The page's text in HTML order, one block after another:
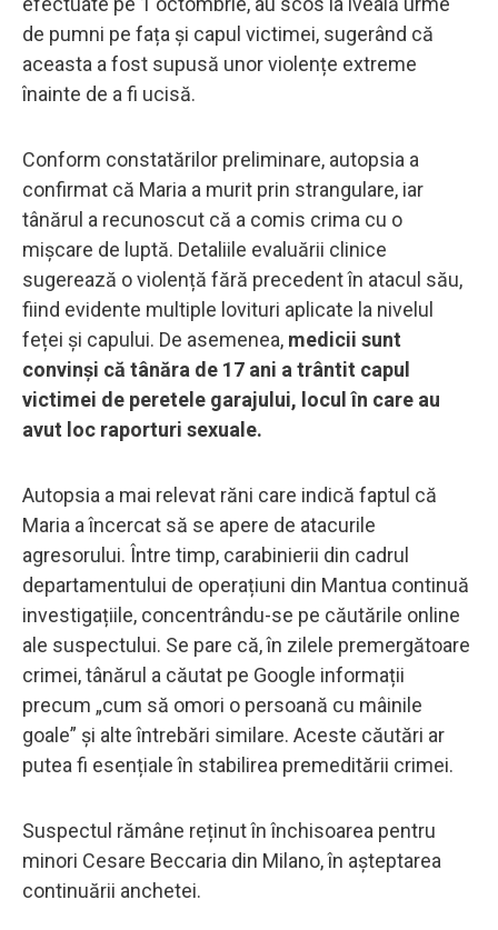
de pumni pe fața și capul victimei, sugerând că
aceasta a fost supusă unor violențe extreme
înainte de a fi ucisă.
Conform constatărilor preliminare, autopsia a
confirmat că Maria a murit prin strangulare, iar
tânărul a recunoscut că a comis crima cu o
mișcare de luptă. Detaliile evaluării clinice
sugerează o violență fără precedent în atacul său,
fiind evidente multiple lovituri aplicate la nivelul
feței și capului. De asemenea, medicii sunt
convinși că tânăra de 17 ani a trântit capul
victimei de peretele garajului, locul în care au
avut loc raporturi sexuale.
Autopsia a mai relevat răni care indică faptul că
Maria a încercat să se apere de atacurile
agresorului. Între timp, carabinierii din cadrul
departamentului de operațiuni din Mantua continuă
investigațiile, concentrându-se pe căutările online
ale suspectului. Se pare că, în zilele premergătoare
crimei, tânărul a căutat pe Google informații
precum „cum să omori o persoană cu mâinile
goale” și alte întrebări similare. Aceste căutări ar
putea fi esențiale în stabilirea premeditării crimei.
Suspectul rămâne reținut în închisoarea pentru
minori Cesare Beccaria din Milano, în așteptarea
continuării anchetei.